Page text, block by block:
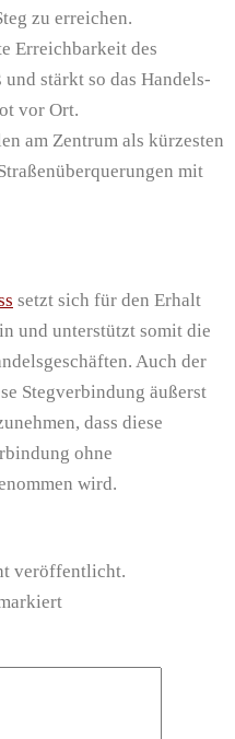
zu erreichen.
Erreichbarkeit des
stärkt so das Handels-
vor Ort.
am Zentrum als kürzesten
mit
setzt sich für den Erhalt
und unterstützt somit die
Auch der
Stegverbindung äußerst
dass diese
ohne
wird.
veröffentlicht.